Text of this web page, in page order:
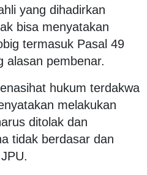
yang dihadirkan
bisa menyatakan
termasuk Pasal 49
alasan pembenar.
hukum terdakwa
melakukan
ditolak dan
tidak berdasar dan